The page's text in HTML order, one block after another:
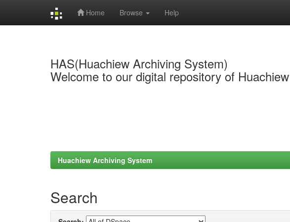
Home Browse Help
HAS(Huachiew Archiving System)
Welcome to our digital repository of
Huachiew Archiving System
Search